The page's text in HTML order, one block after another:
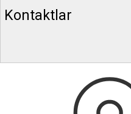
Kontaktlar